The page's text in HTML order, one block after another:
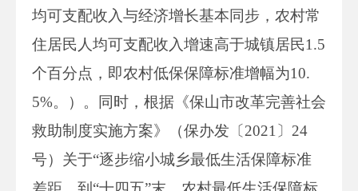
均可支配收入与经济增长基本同步，农村常
住居民人均可支配收入增速高于城镇居民1.5
个百分点，即农村低保保障标准增幅为10.
5%。）。同时，根据《保山市改革完善社会
救助制度实施方案》（保办发〔2021〕24
号）关于“逐步缩小城乡最低生活保障标准